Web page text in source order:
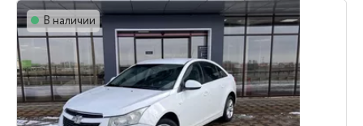
В наличии